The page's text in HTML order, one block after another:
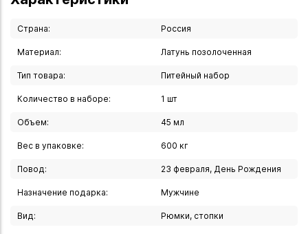
комфортно дарить!
Размеры футляра: 18 х 10 х 7 см.
Вы можете купить Стопка "АЗС" в указанных ниже
магазинах в Иркутске и в Ангарске, а также сделать заказ
или транспортной компанией по всей России.
Страна: Россия
Материал: Латунь позолоченная
Тип товара: Питейный набор
Количество в наборе: 1 шт
Объем: 45 мл
Вес в упаковке: 600 кг
Повод: 23 февраля, День Рождения
Назначение подарка: Мужчине
Вид: Рюмки, стопки